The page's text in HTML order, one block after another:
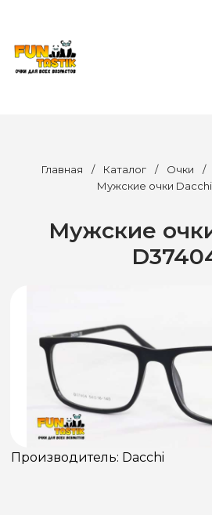
Главная / Каталог / Очки /
Мужские очки
Мужские
Производитель: Dacchi